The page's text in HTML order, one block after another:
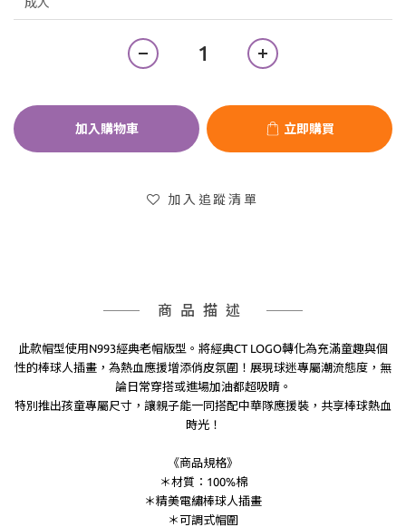
加入購物車 立即購買
加入追蹤清單
商品描述
此款帽型使用N993經典老帽版型。將經典CT LOGO轉化為充滿童趣與個
性的棒球人插畫，為熱血應援增添俏皮氛圍！展現球迷專屬潮流態度，無
論日常穿搭或進場加油都超吸睛。
特別推出孩童專屬尺寸，讓親子能一同搭配中華隊應援裝，共享棒球熱血
時光！
《商品規格》
＊材質：100%棉
＊精美電繡棒球人插畫
＊可調式帽圍